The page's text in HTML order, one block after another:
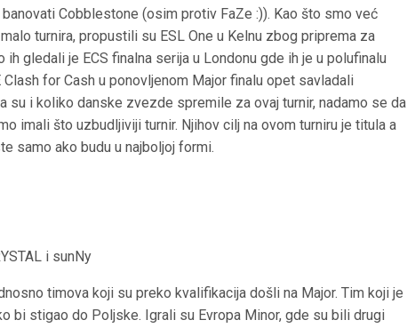
Cobblestone (osim protiv FaZe :)). Kao što smo već
turnira, propustili su ESL One u Kelnu zbog priprema za
ih gledali je ECS finalna serija u Londonu gde ih je u polufinalu
Clash for Cash u ponovljenom Major finalu opet savladali
su i koliko danske zvezde spremile za ovaj turnir, nadamo se da
imali što uzbudljiviji turnir. Njihov cilj na ovom turniru je titula a
samo ako budu u najboljoj formi.
i sunNy
timova koji su preko kvalifikacija došli na Major. Tim koji je
bi stigao do Poljske. Igrali su Evropa Minor, gde su bili drugi